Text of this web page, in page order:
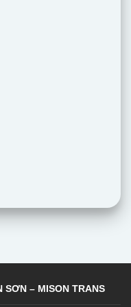
SƠN – MISON TRANS